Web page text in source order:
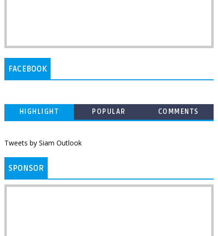
FACEBOOK
HIGHLIGHT POPULAR COMMENTS
Tweets by Siam Outlook
SPONSOR